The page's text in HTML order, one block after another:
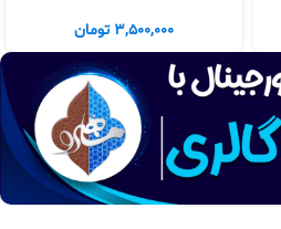
3,500,000 تومان